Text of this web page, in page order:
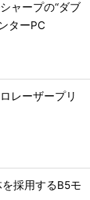
ャープの“ダブ
ターPC
レーザープリ
採用するB5モ